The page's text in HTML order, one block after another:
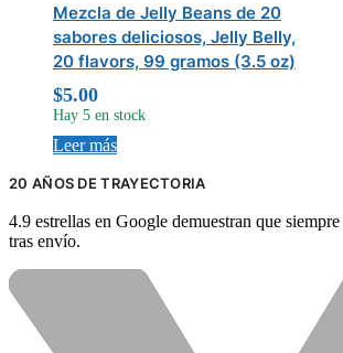
Mezcla de Jelly Beans de 20
sabores deliciosos, Jelly Belly,
20 flavors, 99 gramos (3.5 oz)
$5.00
Hay 5 en stock
Leer más
20 AÑOS DE TRAYECTORIA
4.9 estrellas en Google demuestran que
tras envío.